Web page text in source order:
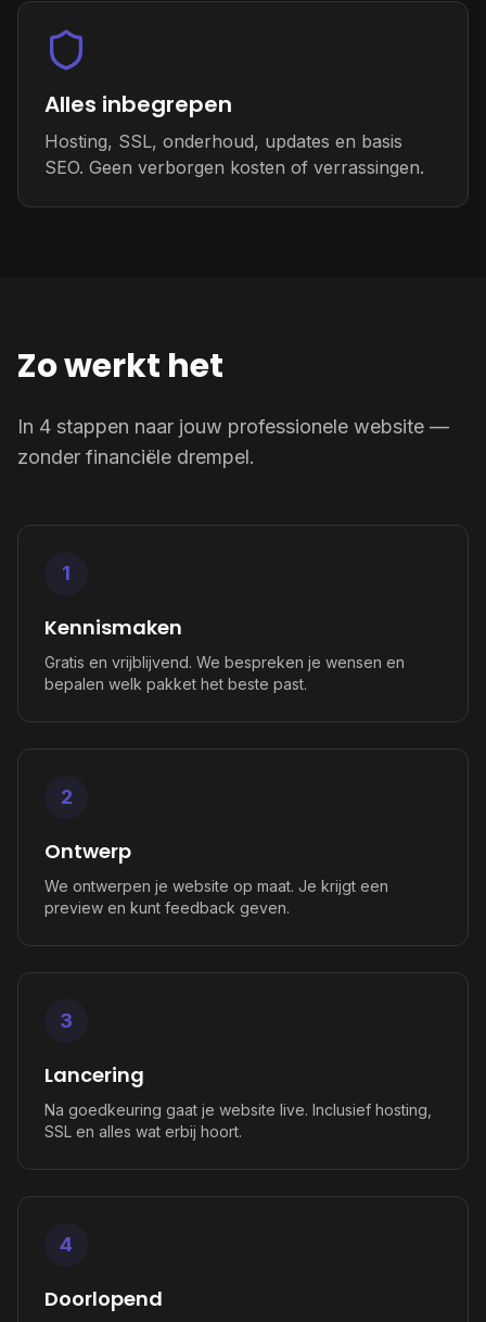
Alles inbegrepen
Hosting, SSL, onderhoud, updates en basis
SEO. Geen verborgen kosten of verrassingen.
Zo werkt het
In 4 stappen naar jouw professionele website —
zonder financiële drempel.
1
Kennismaken
Gratis en vrijblijvend. We bespreken je wensen en
bepalen welk pakket het beste past.
2
Ontwerp
We ontwerpen je website op maat. Je krijgt een
preview en kunt feedback geven.
3
Lancering
Na goedkeuring gaat je website live. Inclusief hosting,
SSL en alles wat erbij hoort.
4
Doorlopend